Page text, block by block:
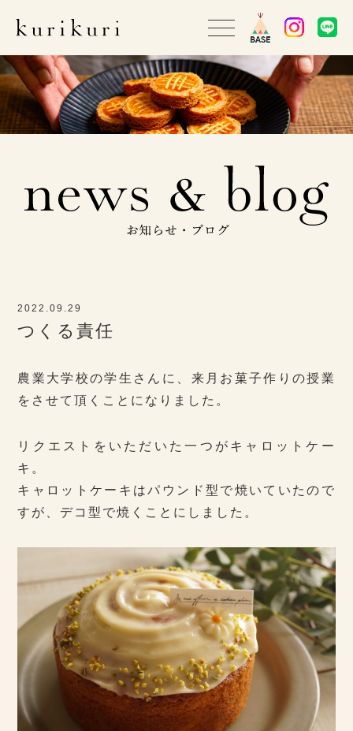
2022.09.29
つくる責任
農業大学校の学生さんに、来月お菓子作りの授業
をさせて頂くことになりました。
リクエストをいただいた一つがキャロットケー
キ。
キャロットケーキはパウンド型で焼いていたので
すが、デコ型で焼くことにしました。